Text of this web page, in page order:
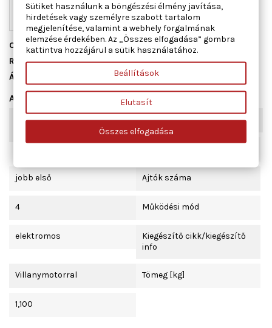
Cikkszám 01.1906
Raktáron1 db
Állapot
Adatlap
Kombinált kapcsoló
komfort funkcióval
jobb első Ajtók száma
4 Működési mód
elektromos
Kiegészítő cikk/kiegészítő
info
Villanymotorral Tömeg [kg]
1,100
Sütiket használunk a böngészési élmény javítása,
hirdetések vagy személyre szabott tartalom
megjelenítése, valamint a webhely forgalmának
elemzése érdekében. Az „Összes elfogadása” gombra
kattintva hozzájárul a sütik használatához.
Beállítások
Elutasít
Összes elfogadása